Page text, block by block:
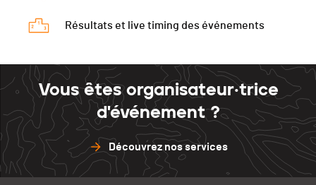
Résultats et live timing des événements
Vous êtes organisateur·trice
d'événement ?
Découvrez nos services